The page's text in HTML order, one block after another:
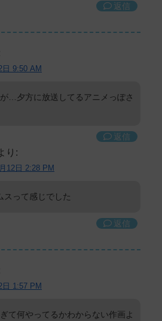
返信
日 9:50 AM
…夕方に放送してるアニメっぽさ
返信
り:
12日 2:28 PM
スって感じでした
返信
日 1:57 PM
て何やってるかわからない作画よ